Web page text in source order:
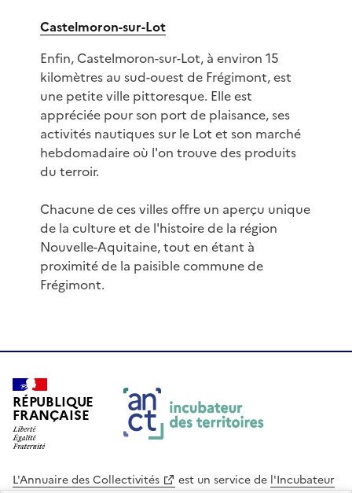
Castelmoron-sur-Lot
Enfin, Castelmoron-sur-Lot, à environ 15
kilomètres au sud-ouest de Frégimont, est
une petite ville pittoresque. Elle est
appréciée pour son port de plaisance, ses
activités nautiques sur le Lot et son marché
hebdomadaire où l'on trouve des produits
du terroir.
Chacune de ces villes offre un aperçu unique
de la culture et de l'histoire de la région
Nouvelle-Aquitaine, tout en étant à
proximité de la paisible commune de
Frégimont.
RÉPUBLIQUE
FRANÇAISE
L'Annuaire des Collectivités est un service de l'Incubateur